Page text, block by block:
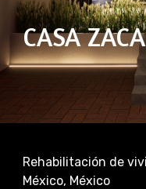
CASA
Rehabilitación de
México, México